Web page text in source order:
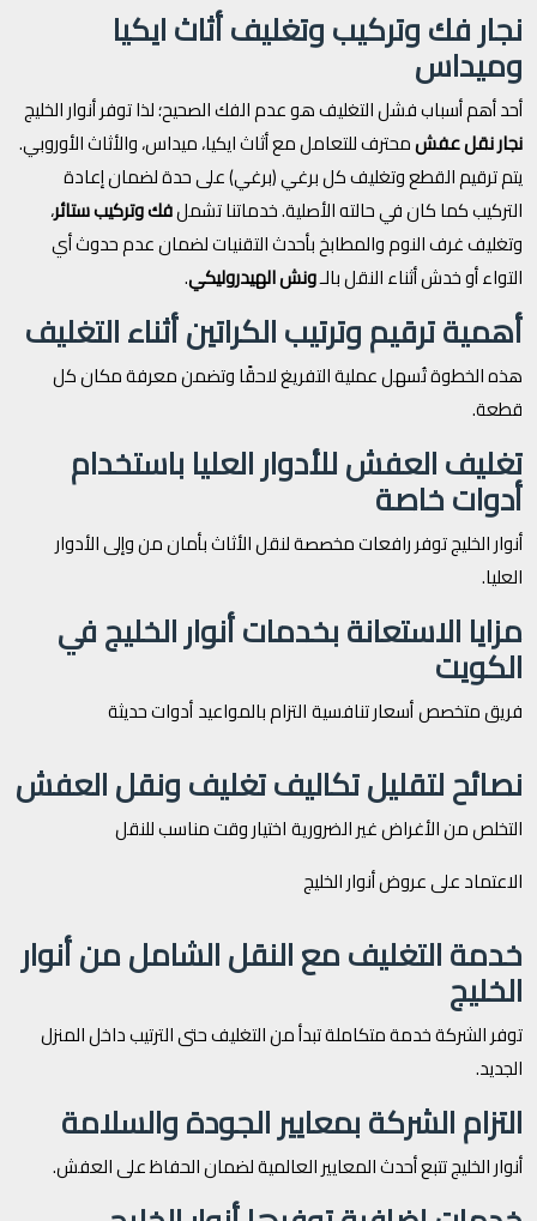
نجار فك وتركيب وتغليف أثاث ايكيا
وميداس
أحد أهم أسباب فشل التغليف هو عدم الفك الصحيح؛ لذا توفر أنوار الخليج
نجار نقل عفشمحترف للتعامل مع أثاث ايكيا، ميداس، والأثاث الأوروبي.
يتم ترقيم القطع وتغليف كل برغي (برغي) على حدة لضمان إعادة
التركيب كما كان في حالته الأصلية. خدماتنا تشملفك وتركيب ستائر،
وتغليف غرف النوم والمطابخ بأحدث التقنيات لضمان عدم حدوث أي
التواء أو خدش أثناء النقل بالـونش الهيدروليكي.
أهمية ترقيم وترتيب الكراتين أثناء التغليف
هذه الخطوة تُسهل عملية التفريغ لاحقًا وتضمن معرفة مكان كل
قطعة.
تغليف العفش للأدوار العليا باستخدام
أدوات خاصة
أنوار الخليج توفر رافعات مخصصة لنقل الأثاث بأمان من وإلى الأدوار
العليا.
مزايا الاستعانة بخدمات أنوار الخليج في
الكويت
فريق متخصصأسعار تنافسيةالتزام بالمواعيدأدوات حديثة
نصائح لتقليل تكاليف تغليف ونقل العفش
التخلص من الأغراض غير الضروريةاختيار وقت مناسب للنقل
الاعتماد على عروض أنوار الخليج
خدمة التغليف مع النقل الشامل من أنوار
الخليج
توفر الشركة خدمة متكاملة تبدأ من التغليف حتى الترتيب داخل المنزل
الجديد.
التزام الشركة بمعايير الجودة والسلامة
أنوار الخليج تتبع أحدث المعايير العالمية لضمان الحفاظ على العفش.